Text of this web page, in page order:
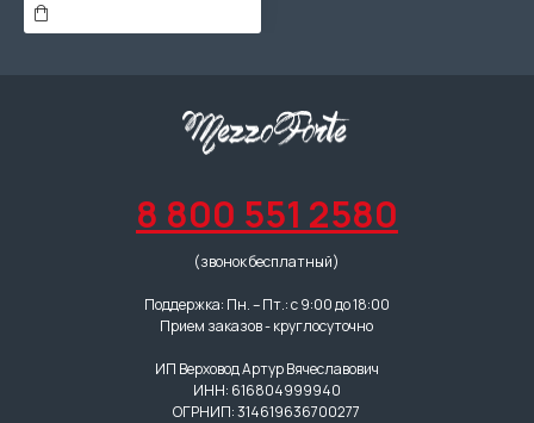
8 800 551 2580
(звонок бесплатный)
Поддержка: Пн. – Пт.: с 9:00 до 18:00
Прием заказов - круглосуточно
ИП Верховод Артур Вячеславович
ИНН: 616804999940
ОГРНИП: 314619636700277